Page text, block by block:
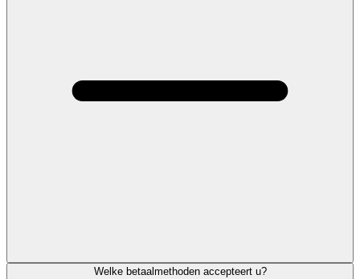
Welke betaalmethoden accepteert u?